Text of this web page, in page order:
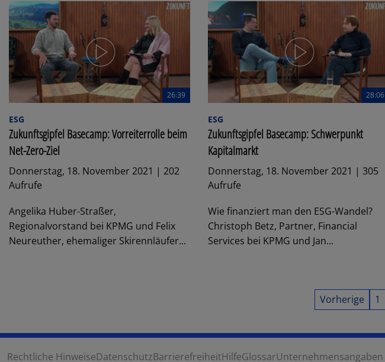
26:39
ESG
Zukunftsgipfel Basecamp: Vorreiterrolle beim
Net-Zero-Ziel
Donnerstag, 18. November 2021 | 202
Aufrufe
Angelika Huber-Straßer,
Regionalvorstand bei KPMG und Felix
Neureuther, ehemaliger Skirennläufer...
28:06
ESG
Zukunftsgipfel Basecamp: Schwerpunkt
Kapitalmarkt
Donnerstag, 18. November 2021 | 305
Aufrufe
Wie finanziert man den ESG-Wandel?
Christoph Betz, Partner, Financial
Services bei KPMG und Jan...
Vorherige 1
Rechtliche HinweiseDatenschutzBarrierefreiheitHilfeGlossarUnternehmensangaben